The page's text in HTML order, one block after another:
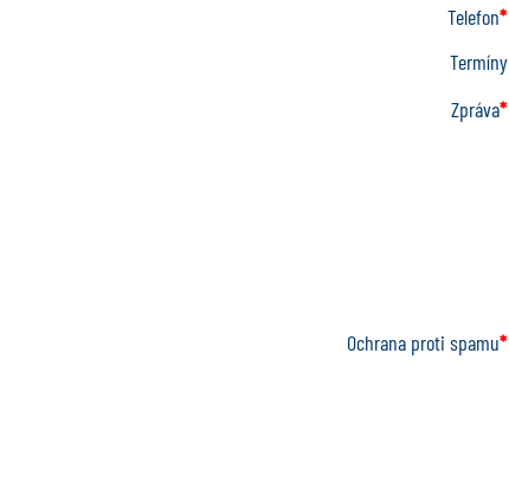
Telefon*
Termíny
Zpráva*
Ochrana proti spamu*